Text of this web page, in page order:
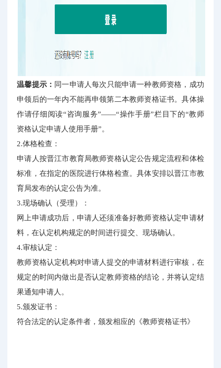
温馨提示： 同一申请人每次只能申请一种教师资格，成功
申领后的一年内不能再申领第二本教师资格证书。具体操
作请仔细阅读“咨询服务”——“操作手册”栏目下的“教师
资格认定申请人使用手册”。
2.体格检查：
申请人按晋江市教育局教师资格认定公告规定流程和体检
标准，在指定的医院进行体格检查。具体安排以晋江市教
育局发布的认定公告为准。
3.现场确认（受理）：
网上申请成功后，申请人还须准备好教师资格认定申请材
料，在认定机构规定的时间进行提交、现场确认。
4.审核认定：
教师资格认定机构对申请人提交的申请材料进行审核，在
规定的时间内做出是否认定教师资格的结论，并将认定结
果通知申请人。
5.颁发证书：
符合法定的认定条件者，颁发相应的《教师资格证书》